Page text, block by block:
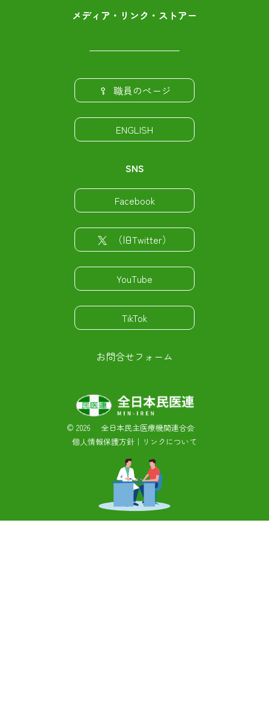
メディア・リンク・ストアー
職員のページ
ENGLISH
SNS
Facebook
（旧Twitter）
YouTube
TikTok
お問合せフォーム
© 2026 全日本民主医療機関連合会
個人情報保護方針 ｜ リンクについて